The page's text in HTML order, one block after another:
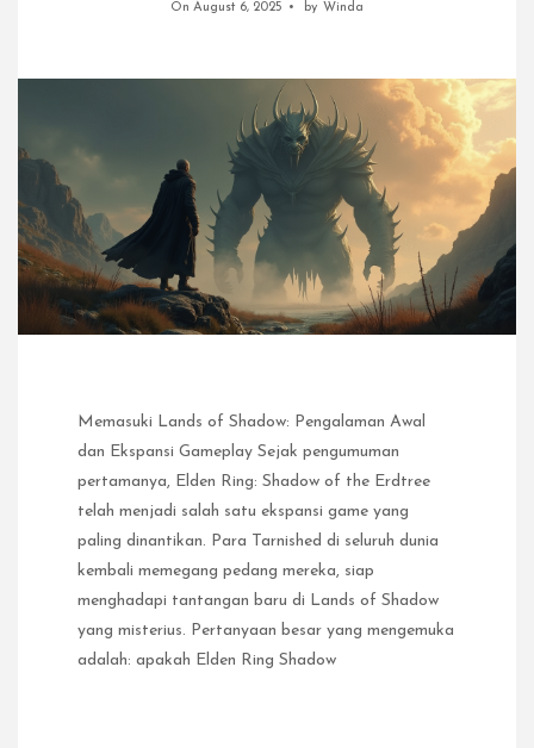
On August 6, 2025 by Winda
Memasuki Lands of Shadow: Pengalaman Awal
dan Ekspansi Gameplay Sejak pengumuman
pertamanya, Elden Ring: Shadow of the Erdtree
telah menjadi salah satu ekspansi game yang
paling dinantikan. Para Tarnished di seluruh dunia
kembali memegang pedang mereka, siap
menghadapi tantangan baru di Lands of Shadow
yang misterius. Pertanyaan besar yang mengemuka
adalah: apakah Elden Ring Shadow